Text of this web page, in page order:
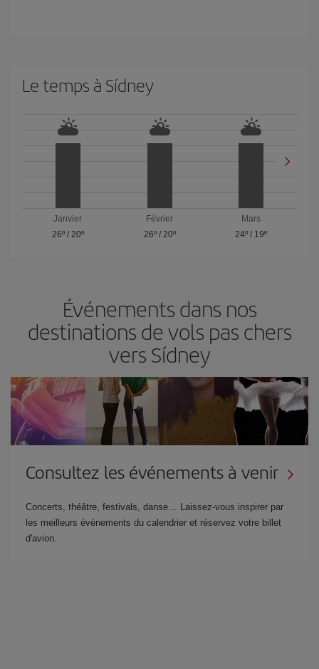
Le temps à Sídney
Janvier
26º/ 20º
Février
26º/ 20º
Mars
24º / 19º
Événements dans nos
destinations de vols pas chers
vers Sídney
Consultez les événements à venir
Concerts, théâtre, festivals, danse… Laissez-vous inspirer par
les meilleurs événements du calendrier et réservez votre billet
d'avion.